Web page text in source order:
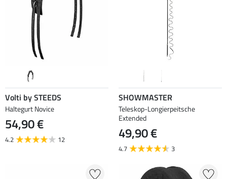
Volti by STEEDS
Haltegurt Novice
54,90 €
4.2 12
SHOWMASTER
Teleskop-Longierpeitsche
Extended
49,90 €
4.7 3